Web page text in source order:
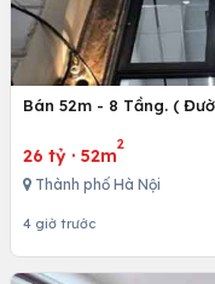
Bán 52m - 8 Tầng. (
26 tỷ · 52m
2
Thành phố Hà Nội
4 giờ trước